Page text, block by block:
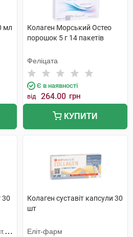
мл
Колаген Морський Остео
порошок 5 г 14 пакетів
Феліцата
Є в наявності
від 264.00 грн
КУПИТИ
30
Колаген суставіт капсули 30
шт
Еліт-фарм